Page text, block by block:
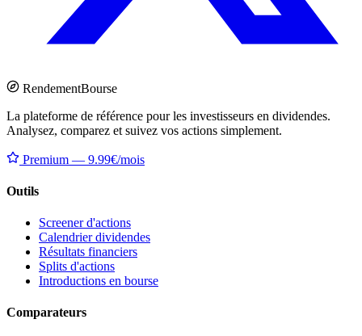
RendementBourse
La plateforme de référence pour les investisseurs en dividendes.
Analysez, comparez et suivez vos actions simplement.
Premium — 9.99€/mois
Outils
Screener d'actions
Calendrier dividendes
Résultats financiers
Splits d'actions
Introductions en bourse
Comparateurs